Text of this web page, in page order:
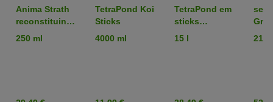
Anima Strath
reconstituinte
para cães e
250 ml
TetraPond Koi
Sticks
4000 ml
TetraPond em
sticks
Alimento para
15 l 21